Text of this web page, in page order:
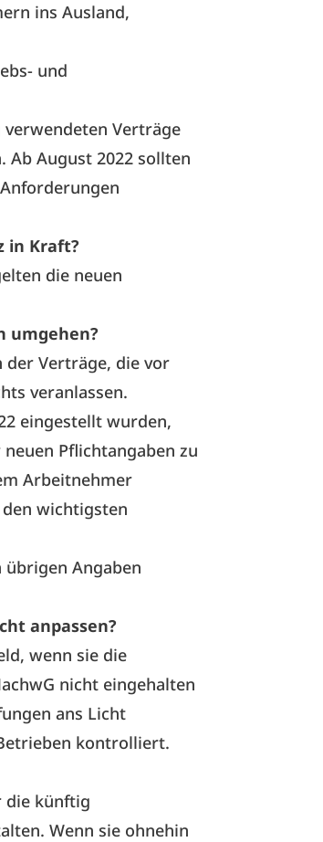
ins Ausland,
und
Verträge
Ab August 2022 sollten
in Kraft?
die neuen
umgehen?
der Verträge, die vor
veranlassen.
eingestellt wurden,
Pflichtangaben zu
Arbeitnehmer
wichtigsten
Angaben
anpassen?
wenn sie die
nicht eingehalten
ans Licht
kontrolliert.
die künftig
Wenn sie ohnehin